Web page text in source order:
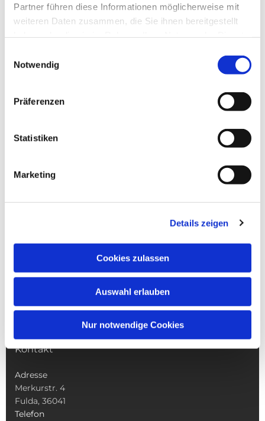
Partner führen diese Informationen möglicherweise mit
weiteren Daten zusammen, die Sie ihnen bereitgestellt
Notwendig
Präferenzen
Statistiken
Marketing
Details zeigen
Cookies zulassen
Auswahl erlauben
Nur notwendige Cookies
Pfarrei St. Martin
Wallfahrten
Veranstaltungen & Angebote
Kindertagesstätte St. Andreas
Kontakt
Adresse
Merkurstr. 4
Fulda, 36041
Telefon